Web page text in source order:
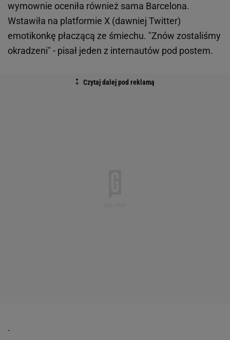
wymownie oceniła również sama Barcelona.
Wstawiła na platformie X (dawniej Twitter)
emotikonkę płaczącą ze śmiechu. "Znów zostaliśmy
okradzeni" - pisał jeden z internautów pod postem.